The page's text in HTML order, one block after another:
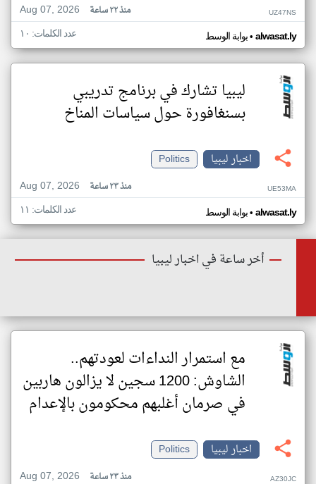
Aug 07, 2026
منذ ٢٢ ساعة UZ47NS
بوابة الوسط• alwasat.ly عدد الكلمات: ١٠
ليبيا تشارك في برنامج تدريبي
بسنغافورة حول سياسات المناخ
اخبار ليبيا
Politics
Aug 07, 2026
منذ ٢٣ ساعة UE53MA
بوابة الوسط• alwasat.ly عدد الكلمات: ١١
أخر ساعة في اخبار ليبيا
مع استمرار النداءات لعودتهم..
الشاوش: 1200 سجين لا يزالون هاربين
في صرمان أغلبهم محكومون بالإعدام
اخبار ليبيا
Politics
Aug 07, 2026
منذ ٢٣ ساعة AZ30JC